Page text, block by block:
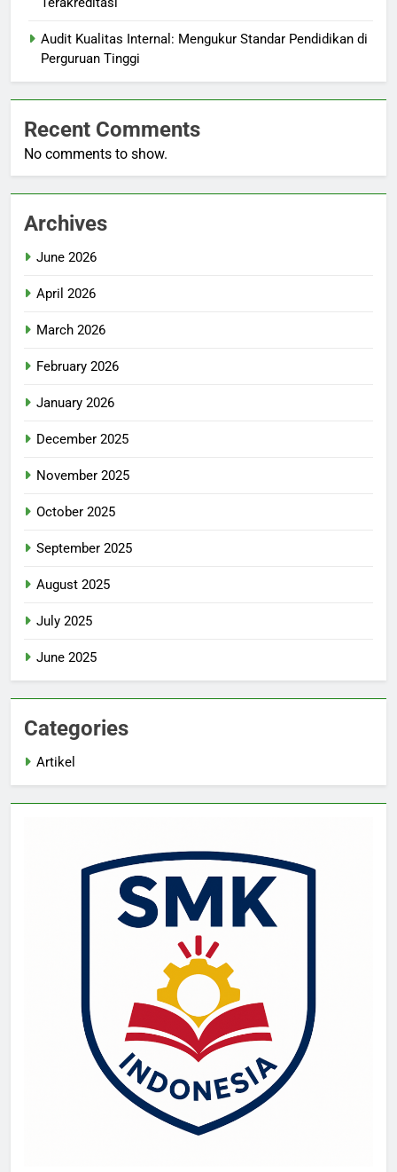
Audit Kualitas Internal: Mengukur Standar Pendidikan di
Perguruan Tinggi
Recent Comments
No comments to show.
Archives
June 2026
April 2026
March 2026
February 2026
January 2026
December 2025
November 2025
October 2025
September 2025
August 2025
July 2025
June 2025
Categories
Artikel